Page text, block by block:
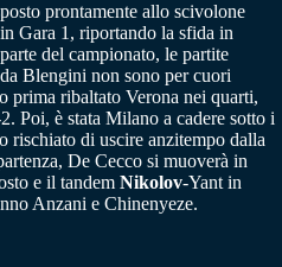
prontamente allo scivolone
Gara 1, riportando la sfida in
del campionato, le partite
Blengini non sono per cuori
prima ribaltato Verona nei quarti,
Poi, è stata Milano a cadere sotto i
rischiato di uscire anzitempo dalla
De Cecco si muoverà in
e il tandem Nikolov-Yant in
Anzani e Chinenyeze.